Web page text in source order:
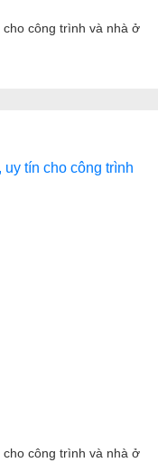
công trình và nhà ở
công trình và nhà ở